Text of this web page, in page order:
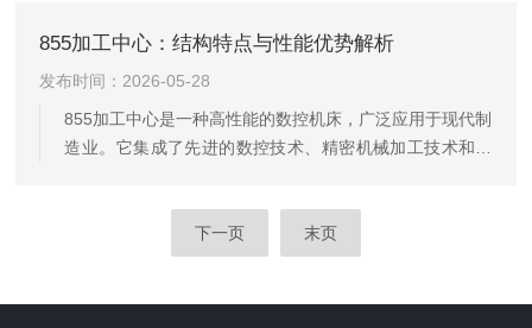
提升工件表面质量、减少刀具损耗、缩短加工周期。本文
结合855机床结构特性，分享实用的高速切削工艺技巧。合
理匹配转速与进给参数是高速切削的核心。855加工中心主
轴转速普遍可达8000–12000r/min，高速加工需遵循“高转
855加工中心：结构特点与性能优势解析
发布时间：2026-05-28
855加工中心是一种高性能的数控机床，广泛应用于现代制
造业。它集成了先进的数控技术、精密机械加工技术和自
加工能力，能够满足对零件尺寸精度和表面质量有严格要
求的加工需求。通过采用先进的数控系统和精密的机械结
下一页 末页